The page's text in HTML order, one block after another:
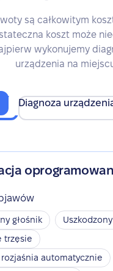
są całkowitym
koszt może
wykonujemy
urządzenia na
Diagnoza
głośnik
trzęsie
rozjaśnia automatycznie